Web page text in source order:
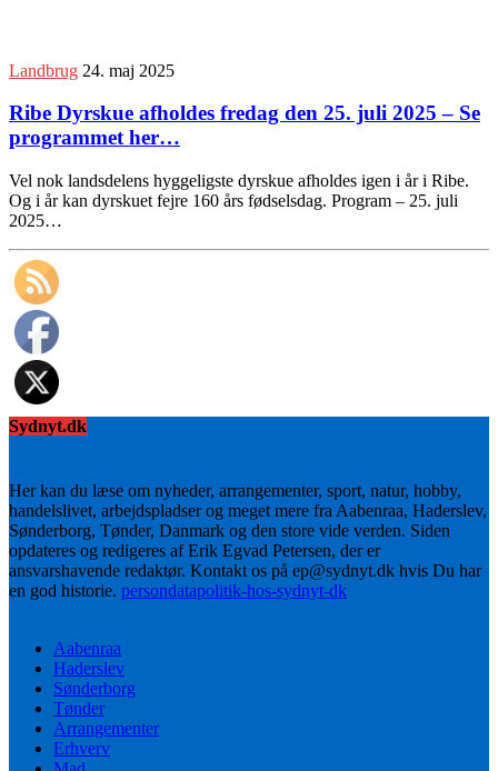
Landbrug 24. maj 2025
Ribe Dyrskue afholdes fredag den 25. juli 2025 – Se
programmet her…
Vel nok landsdelens hyggeligste dyrskue afholdes igen i år i Ribe.
Og i år kan dyrskuet fejre 160 års fødselsdag. Program – 25. juli
2025…
Sydnyt.dk
Her kan du læse om nyheder, arrangementer, sport, natur, hobby,
handelslivet, arbejdspladser og meget mere fra Aabenraa, Haderslev,
Sønderborg, Tønder, Danmark og den store vide verden. Siden
opdateres og redigeres af Erik Egvad Petersen, der er
ansvarshavende redaktør. Kontakt os på ep@sydnyt.dk hvis Du har
en god historie. persondatapolitik-hos-sydnyt-dk
Aabenraa
Haderslev
Sønderborg
Tønder
Arrangementer
Erhverv